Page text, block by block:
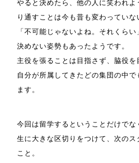
やると決めたら、他の人に笑われよ
り通すことは今も昔も変わっていな
「不可能じゃないよね。それくら
決めない姿勢もあったようです。
主役を張ることは目指さず、脇役を
自分が所属してきたどの集団の中
ます。
今回は留学するということだけでな
生に大きな区切りをつけて、次のス
こと。